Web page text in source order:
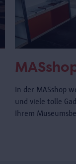
In der MASshop
und viele tolle
Ihrem